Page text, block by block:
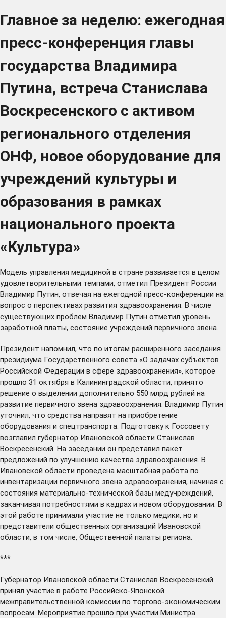
Главное за неделю: ежегодная
пресс-конференция главы
государства Владимира
Путина, встреча Станислава
Воскресенского с активом
регионального отделения
ОНФ, новое оборудование для
учреждений культуры и
образования в рамках
национального проекта
«Культура»
Модель управления медициной в стране развивается в целом
удовлетворительными темпами, отметил Президент России
Владимир Путин, отвечая на ежегодной пресс-конференции на
вопрос о перспективах развития здравоохранения. В числе
существующих проблем Владимир Путин отметил уровень
заработной платы, состояние учреждений первичного звена.
Президент напомнил, что по итогам расширенного заседания
президиума Государственного совета «О задачах субъектов
Российской Федерации в сфере здравоохранения», которое
прошло 31 октября в Калининградской области, принято
решение о выделении дополнительно 550 млрд рублей на
развитие первичного звена здравоохранения. Владимир Путин
уточнил, что средства направят на приобретение
оборудования и спецтранспорта. Подготовку к Госсовету
возглавил губернатор Ивановской области Станислав
Воскресенский. На заседании он представил пакет
предложений по улучшению качества здравоохранения. В
Ивановской области проведена масштабная работа по
инвентаризации первичного звена здравоохранения, начиная с
состояния материально-технической базы медучреждений,
заканчивая потребностями в кадрах и новом оборудовании. В
этой работе принимали участие не только медики, но и
представители общественных организаций Ивановской
области, в том числе, Общественной палаты региона.
***
Губернатор Ивановской области Станислав Воскресенский
принял участие в работе Российско-Японской
межправительственной комиссии по торгово-экономическим
вопросам. Мероприятие прошло при участии Министра